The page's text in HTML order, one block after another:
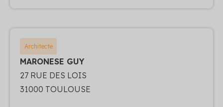
Architecte
MARONESE GUY
27 RUE DES LOIS
31000 TOULOUSE